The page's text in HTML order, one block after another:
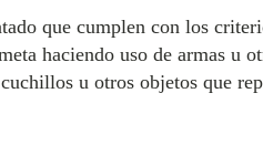
que cumplen con los
haciendo uso de armas u
u otros objetos que